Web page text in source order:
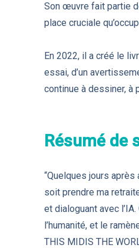
Son œuvre fait partie
place cruciale
En 2022, il a créé le
essai, d’un
continue à dessiner, à
Résumé de
“Quelques jours
soit prendre ma
et dialoguant avec
l’humanité, et le
THIS MIDIS THE